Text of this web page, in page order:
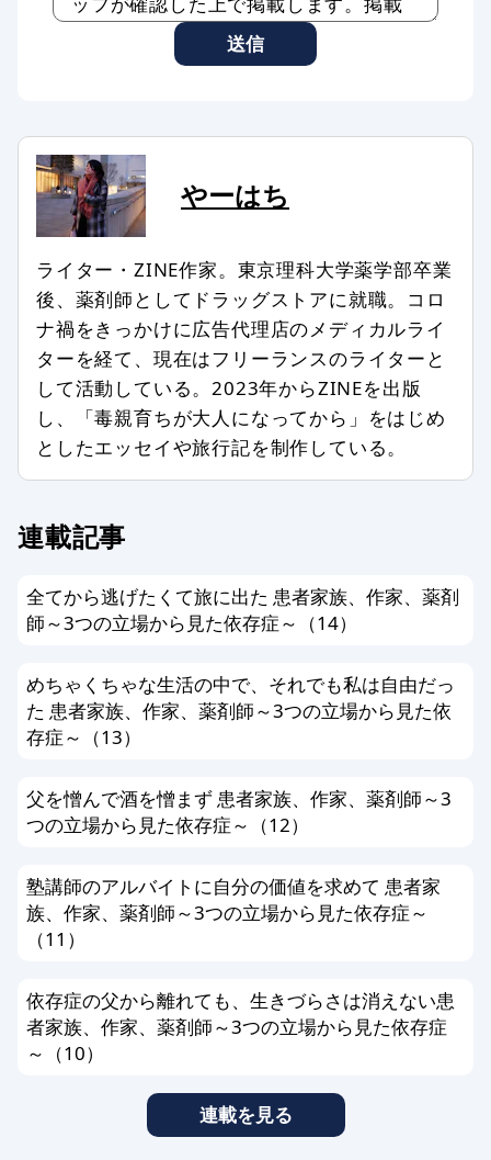
したコメントはAddiction Reportの記
事やサービスに転載、利用する場合が
ッフの判断で修正したり、全部、また
は一部を非掲載とさせていただいたり
する場合もあります。
次のようなコメントは非掲載、または
削除します。
記事との関係が認められない場合
特定の個人、組織を誹謗中傷し、名誉
を傷つける内容を含む場合
第三者の著作権などを侵害する内容を
含む場合
特定の企業や団体、商品の宣伝、販売
事実に反した情報や誤解させる内容を
公序良俗、法令に反した内容の情報を
含む場合
メールアドレス、他サイトへのリンク
がある場合
その他、編集スタッフが不適切と判断
編集方針に同意する方のみ投稿ができ
さい。
送信
やーはち
ライター・ZINE作家。東京理科大学薬学部卒業
後、薬剤師としてドラッグストアに就職。コロ
ナ禍をきっかけに広告代理店のメディカルライ
ターを経て、現在はフリーランスのライターと
して活動している。2023年からZINEを出版
し、「毒親育ちが大人になってから」をはじめ
としたエッセイや旅行記を制作している。
連載記事
全てから逃げたくて旅に出た 患者家族、作家、薬剤
師～3つの立場から見た依存症～（14）
めちゃくちゃな生活の中で、それでも私は自由だっ
た 患者家族、作家、薬剤師～3つの立場から見た依
存症～（13）
父を憎んで酒を憎まず 患者家族、作家、薬剤師～3
つの立場から見た依存症～（12）
塾講師のアルバイトに自分の価値を求めて 患者家
族、作家、薬剤師～3つの立場から見た依存症～
（11）
依存症の父から離れても、生きづらさは消えない患
者家族、作家、薬剤師～3つの立場から見た依存症
～（10）
連載を見る